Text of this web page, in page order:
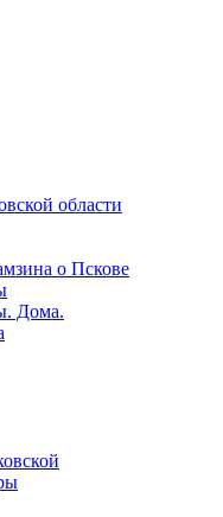
области
о Пскове
Дома.